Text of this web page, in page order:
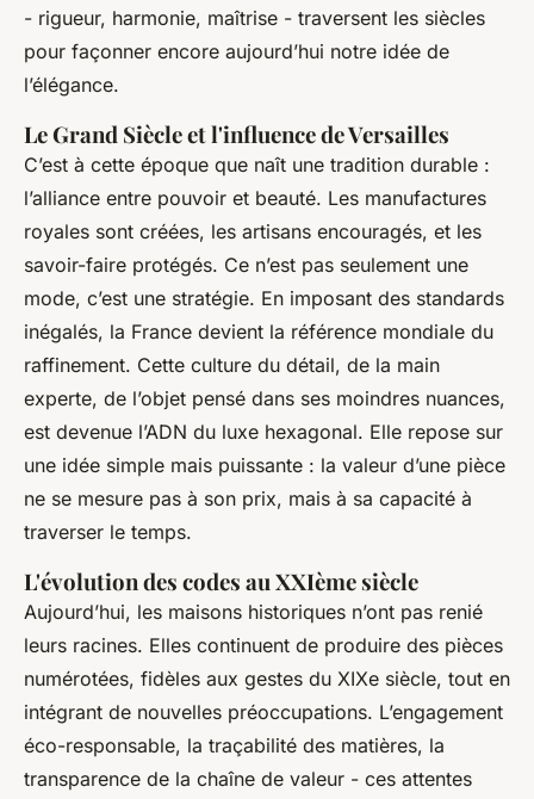
- rigueur, harmonie, maîtrise - traversent les siècles
pour façonner encore aujourd’hui notre idée de
l’élégance.
Le Grand Siècle et l'influence de Versailles
C’est à cette époque que naît une tradition durable :
l’alliance entre pouvoir et beauté. Les manufactures
royales sont créées, les artisans encouragés, et les
savoir-faire protégés. Ce n’est pas seulement une
mode, c’est une stratégie. En imposant des standards
inégalés, la France devient la référence mondiale du
raffinement. Cette culture du détail, de la main
experte, de l’objet pensé dans ses moindres nuances,
est devenue l’ADN du luxe hexagonal. Elle repose sur
une idée simple mais puissante : la valeur d’une pièce
ne se mesure pas à son prix, mais à sa capacité à
traverser le temps.
L'évolution des codes au XXIème siècle
Aujourd’hui, les maisons historiques n’ont pas renié
leurs racines. Elles continuent de produire des pièces
numérotées, fidèles aux gestes du XIXe siècle, tout en
intégrant de nouvelles préoccupations. L’engagement
éco-responsable, la traçabilité des matières, la
transparence de la chaîne de valeur - ces attentes